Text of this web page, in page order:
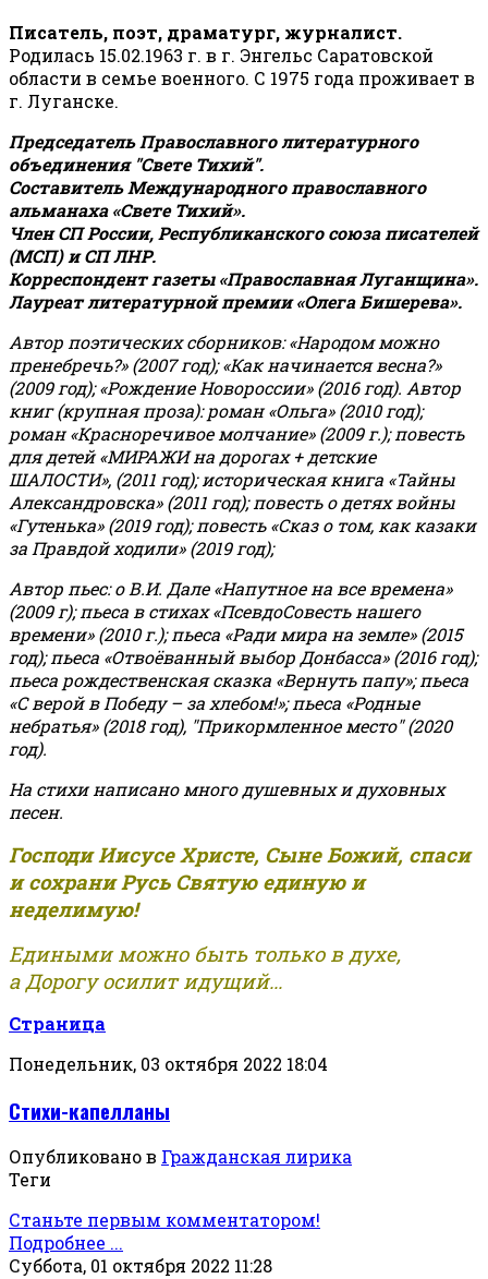
Писатель, поэт, драматург, журналист.
Родилась 15.02.1963 г. в г. Энгельс Саратовской
области в семье военного. С 1975 года проживает в
г. Луганске.
Председатель Православного литературного
объединения "Свете Тихий".
Составитель Международного православного
альманаха «Свете Тихий».
Член СП России, Республиканского союза писателей
(МСП) и СП ЛНР.
Корреспондент газеты «Православная Луганщина».
Лауреат литературной премии «Олега Бишерева».
Автор поэтических сборников: «Народом можно
пренебречь?» (2007 год); «Как начинается весна?»
(2009 год); «Рождение Новороссии» (2016 год). Автор
книг (крупная проза): роман «Ольга» (2010 год);
роман «Красноречивое молчание» (2009 г.); повесть
для детей «МИРАЖИ на дорогах + детские
ШАЛОСТИ», (2011 год); историческая книга «Тайны
Александровска» (2011 год); повесть о детях войны
«Гутенька» (2019 год); повесть «Сказ о том, как казаки
за Правдой ходили» (2019 год);
Автор пьес: о В.И. Дале «Напутное на все времена»
(2009 г); пьеса в стихах «ПсевдоСовесть нашего
времени» (2010 г.); пьеса «Ради мира на земле» (2015
год); пьеса «Отвоёванный выбор Донбасса» (2016 год);
пьеса рождественская сказка «Вернуть папу»; пьеса
«С верой в Победу – за хлебом!»;пьеса «Родные
небратья» (2018 год), "Прикормленное место" (2020
год).
На стихи написано много душевных и духовных
песен.
Господи Иисусе Христе, Сыне Божий, спаси
и сохрани Русь Святую единую и
неделимую!
Едиными можно быть только в духе,
а Дорогу осилит идущий...
Страница
Понедельник, 03 октября 2022 18:04
Стихи-капелланы
Опубликовано в Гражданская лирика
Теги
Станьте первым комментатором!
Подробнее ...
Суббота, 01 октября 2022 11:28